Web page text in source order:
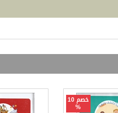
خصم 10
%